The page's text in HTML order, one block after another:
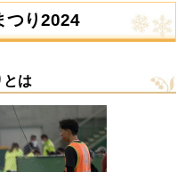
つり2024
は